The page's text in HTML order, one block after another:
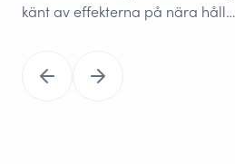
känt av effekterna på nära håll…